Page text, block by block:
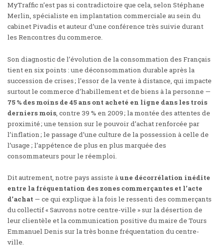
MyTraffic n’est pas si contradictoire que cela, selon Stéphane
Merlin, spécialiste en implantation commerciale au sein du
cabinet Pivadis etauteur d’une conférence très suivie durant
les Rencontres du commerce.
Son diagnostic de l’évolution de la consommation des Français
tient en six points : une déconsommation durable après la
succession de crises ; l’essor de la vente à distance, qui impacte
surtout le commerce d’habillement et de biens à la personne —
75 % des moins de 45 ans ont acheté en ligne dans les trois
derniers mois, contre 39 % en 2009 ; la montée des attentes de
proximité ; une tension sur le pouvoir d’achat renforcée par
l’inflation ; le passage d’une culture de la possession à celle de
l’usage ; l’appétence de plus en plus marquée des
consommateurs pour le réemploi.
Dit autrement, notre pays assiste àune décorrélation inédite
entre la fréquentation des zones commerçantes et l’acte
d’achat — ce qui explique à la fois le ressenti des commerçants
du collectif « Sauvons notre centre-ville » sur la désertion de
leur clientèle et la communication positive du maire de Tours
Emmanuel Denis sur la très bonne fréquentation du centre-
ville.